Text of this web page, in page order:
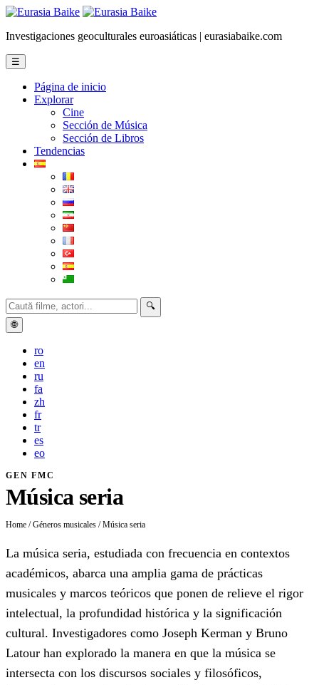
Investigaciones geoculturales euroasiáticas | eurasiabaike.com
☰
Página de inicio
Explorar
Cine
Sección de Música
Sección de Libros
Tendencias
🔍
🌐
ro
en
ru
fa
zh
fr
tr
es
eo
GEN FMC
Música seria
Home /Géneros musicales /Música seria
La música seria, estudiada con frecuencia en contextos
académicos, abarca una amplia gama de prácticas
musicales y marcos teóricos que ponen de relieve el rigor
intelectual, la profundidad histórica y la significación
cultural. Investigadores como Joseph Kerman y Bruno
Latour han explorado la manera en que la música se
intersecta con los discursos sociales y filosóficos,